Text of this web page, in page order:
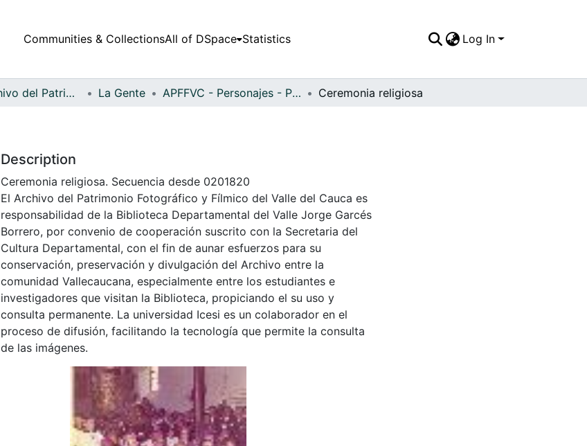
Communities & CollectionsAll of DSpace Statistics Log In
Fondo Archivo del Patrimonio Fotográfico y Fílmico del Valle del Cauca La Gente APFFVC - Personajes - Patrimonial Ceremonia religiosa
Description
Ceremonia religiosa. Secuencia desde 0201820
El Archivo del Patrimonio Fotográfico y Fílmico del Valle del Cauca es
responsabilidad de la Biblioteca Departamental del Valle Jorge Garcés
Borrero, por convenio de cooperación suscrito con la Secretaria del
Cultura Departamental, con el fin de aunar esfuerzos para su
conservación, preservación y divulgación del Archivo entre la
comunidad Vallecaucana, especialmente entre los estudiantes e
investigadores que visitan la Biblioteca, propiciando el su uso y
consulta permanente. La universidad Icesi es un colaborador en el
proceso de difusión, facilitando la tecnología que permite la consulta
de las imágenes.